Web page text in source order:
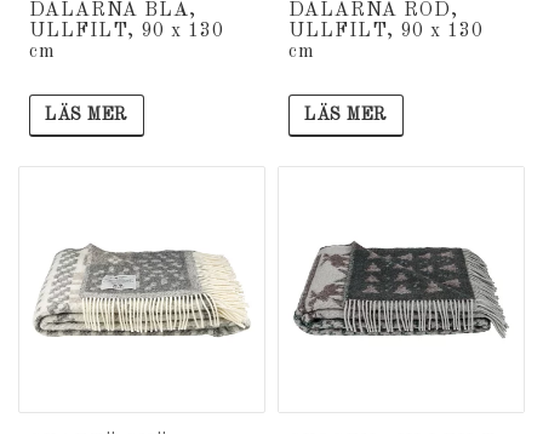
DALARNA BLÅ,
ULLFILT, 90 x 130
cm
LÄS MER
DALARNA RÖD,
ULLFILT, 90 x 130
cm
LÄS MER